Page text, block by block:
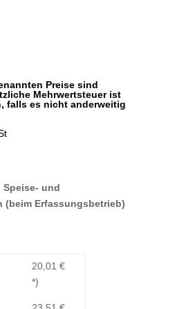
Preise sind
Mehrwertsteuer ist
falls es nicht anderweitig
und
(beim Erfassungsbetrieb)
20,01 €
*)